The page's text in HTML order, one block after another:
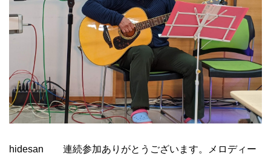
hidesan 連続参加ありがとうございます。メロディー